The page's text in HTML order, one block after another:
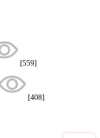
[559]
[408]